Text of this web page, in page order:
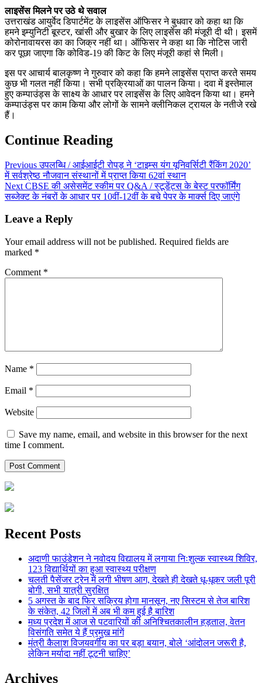
लाइसेंस मिलने पर उठे थे सवाल
उत्तराखंड आयुर्वेद डिपार्टमेंट के लाइसेंस ऑफिसर ने बुधवार को कहा था कि
हमने इम्युनिटी बूस्टर, खांसी और बुखार के लिए लाइसेंस की मंजूरी दी थी। इसमें
कोरोनावायरस का का जिक्र नहीं था। ऑफिसर ने कहा था कि नोटिस जारी
कर पूछा जाएगा कि कोविड-19 की किट के लिए मंजूरी कहां से मिली।
इस पर आचार्य बालकृष्ण ने गुरुवार को कहा कि हमने लाइसेंस प्राप्त करते समय
कुछ भी गलत नहीं किया। सभी प्रक्रियाओं का पालन किया। दवा में इस्तेमाल
हुए कम्पाउंड्स के साक्ष्य के आधार पर लाइसेंस के लिए आवेदन किया था। हमने
कम्पाउंड्स पर काम किया और लोगों के सामने क्लीनिकल ट्रायल के नतीजे रखे
हैं।
Continue Reading
Previousउपलब्धि / आईआईटी रोपड़ ने ‘टाइम्स यंग यूनिवर्सिटी रैंकिंग 2020’
में सर्वश्रेष्ठ नौजवान संस्थानों में प्राप्त किया 62वां स्थान
Next CBSE की असेसमेंट स्कीम पर Q&A / स्टूडेंट्स के बेस्ट परफॉर्मिंग
सब्जेक्ट के नंबरों के आधार पर 10वीं-12वीं के बचे पेपर के मार्क्स दिए जाएंगे
Leave a Reply
Your email address will not be published. Required fields are
marked *
Comment *
Name *
Email *
Website
Save my name, email, and website in this browser for the next
time I comment.
Recent Posts
अदाणी फाउंडेशन ने नवोदय विद्यालय में लगाया निःशुल्क स्वास्थ्य शिविर,
123 विद्यार्थियों का हुआ स्वास्थ्य परीक्षण
चलती पैसेंजर ट्रेन में लगी भीषण आग, देखते ही देखते धू-धूकर जली पूरी
बोगी, सभी यात्री सुरक्षित
5 अगस्त के बाद फिर सक्रिय होगा मानसून, नए सिस्टम से तेज बारिश
के संकेत, 42 जिलों में अब भी कम हुई है बारिश
मध्य प्रदेश में आज से पटवारियों की अनिश्चितकालीन हड़ताल, वेतन
विसंगति समेत ये हैं प्रमुख मांगें
मंत्री कैलाश विजयवर्गीय का पर बड़ा बयान, बोले ‘आंदोलन जरूरी है,
लेकिन मर्यादा नहीं टूटनी चाहिए’
Archives